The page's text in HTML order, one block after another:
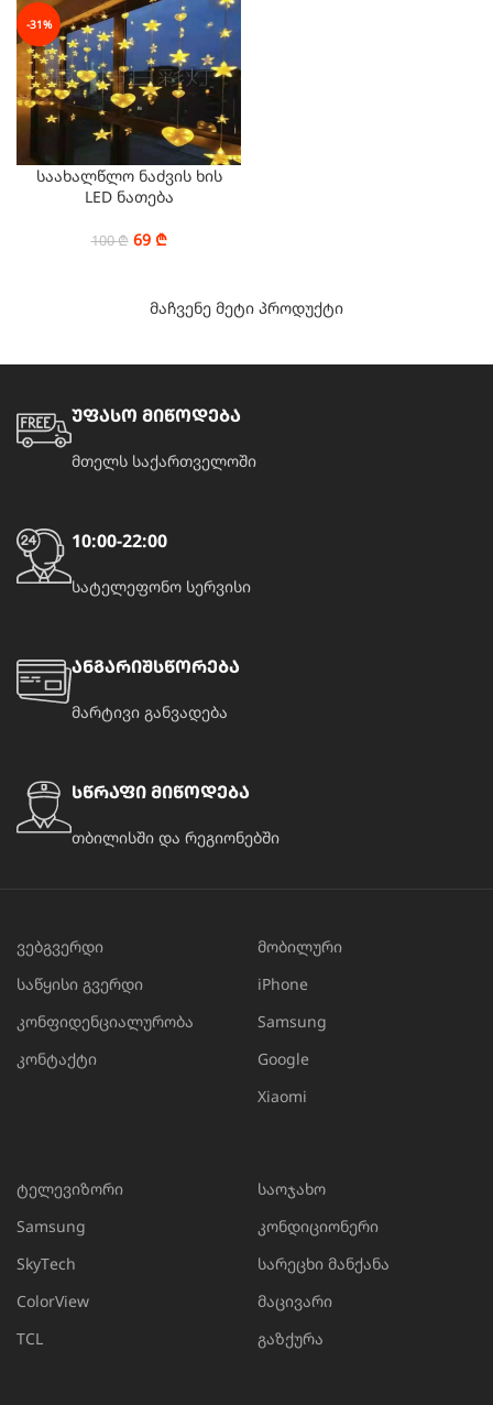
-31%
საახალწლო ნაძვის ხის
LED ნათება
100₾ 69 ₾
მაჩვენე მეტი პროდუქტი
უფასო მიწოდება
მთელს საქართველოში
10:00-22:00
სატელეფონო სერვისი
ანგარიშსწორება
მარტივი განვადება
სწრაფი მიწოდება
თბილისში და რეგიონებში
ვებგვერდი
საწყისი გვერდი
კონფიდენციალურობა
კონტაქტი
მობილური
iPhone
Samsung
Google
Xiaomi
ტელევიზორი
Samsung
SkyTech
ColorView
TCL
საოჯახო
კონდიციონერი
სარეცხი მანქანა
მაცივარი
გაზქურა